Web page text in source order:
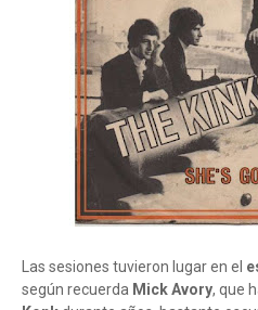
Las sesiones tuvieron lugar en el
según recuerda Mick Avory, que